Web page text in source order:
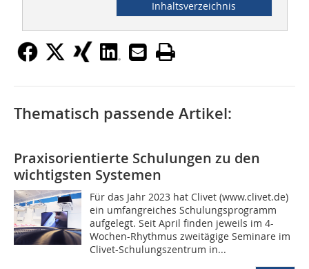
Inhaltsverzeichnis
Thematisch passende Artikel:
Praxisorientierte Schulungen zu den
wichtigsten Systemen
Für das Jahr 2023 hat Clivet (www.clivet.de)
ein umfangreiches Schulungsprogramm
aufgelegt. Seit April finden jeweils im 4-
Wochen-Rhythmus zweitägige Seminare im
Clivet-Schulungszentrum in...